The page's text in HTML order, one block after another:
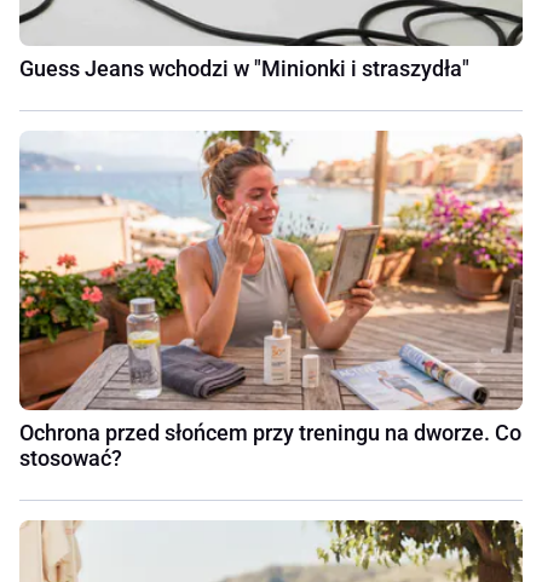
Guess Jeans wchodzi w "Minionki i straszydła"
Ochrona przed słońcem przy treningu na dworze. Co
stosować?